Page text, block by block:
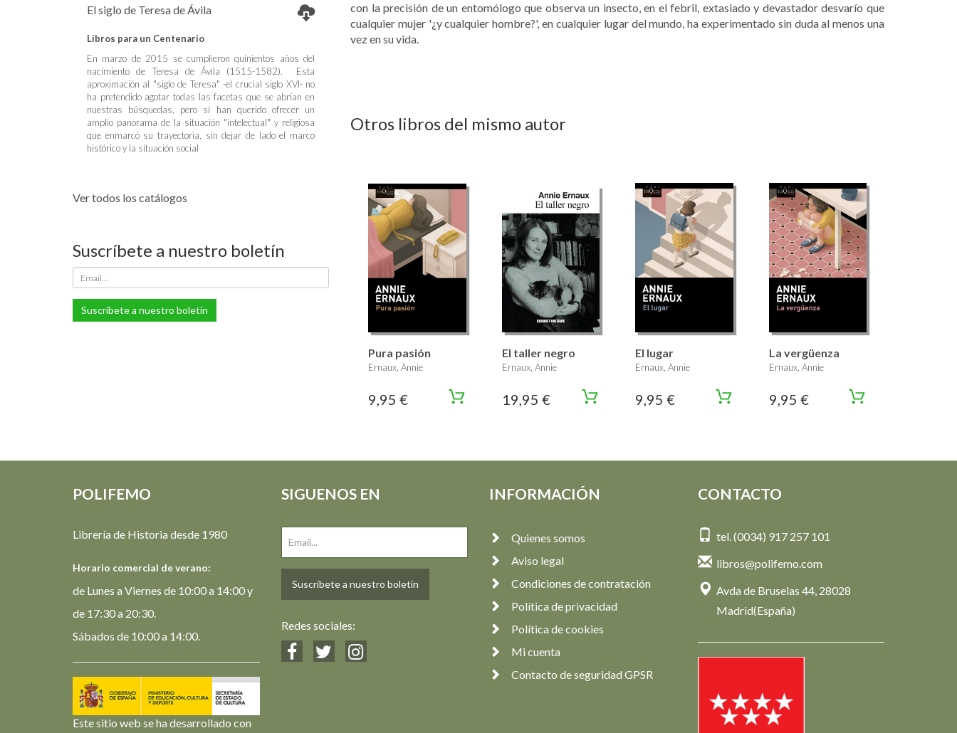
El siglo de Teresa de Ávila
Libros para un Centenario
En marzo de 2015 se cumplieron quinientos años del
nacimiento de Teresa de Ávila (1515-1582). Esta
aproximación al "siglo de Teresa" -el crucial siglo XVI- no
ha pretendido agotar todas las facetas que se abrían en
nuestras búsquedas, pero sí han querido ofrecer un
amplio panorama de la situación "intelectual" y religiosa
que enmarcó su trayectoria, sin dejar de lado el marco
histórico y la situación social
Ver todos los catálogos
Suscríbete a nuestro boletín
Suscríbete a nuestro boletín
con la precisión de un entomólogo que observa un insecto, en el febril, extasiado y devastador desvarío que
cualquier mujer '¿y cualquier hombre?', en cualquier lugar del mundo, ha experimentado sin duda al menos una
vez en su vida.
Otros libros del mismo autor
Pura pasión
Ernaux, Annie
9,95 €
El taller negro
Ernaux, Annie
19,95 €
El lugar
Ernaux, Annie
9,95 €
La vergüenza
Ernaux, Annie
9,95 €
POLIFEMO
Librería de Historia desde 1980
Horario comercial de verano:
de Lunes a Viernes de 10:00 a 14:00 y
de 17:30 a 20:30.
Sábados de 10:00 a 14:00.
Este sitio web se ha desarrollado con
SIGUENOS EN
Suscríbete a nuestro boletín
Redes sociales:
INFORMACIÓN
Quienes somos
Aviso legal
Condiciones de contratación
Política de privacidad
Política de cookies
Mi cuenta
Contacto de seguridad GPSR
CONTACTO
tel. (0034) 917 257 101
libros@polifemo.com
Avda de Bruselas 44, 28028
Madrid(España)